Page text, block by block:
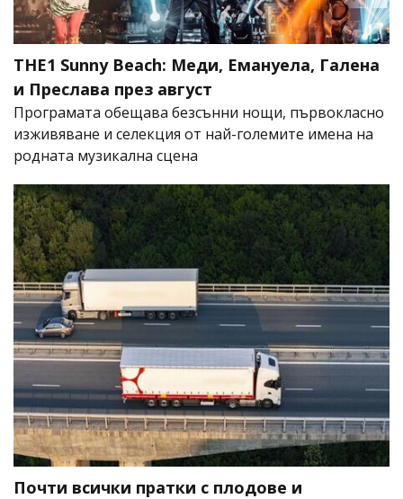
THE1 Sunny Beach: Меди, Емануела, Галена
и Преслава през август
Програмата обещава безсънни нощи, първокласно
изживяване и селекция от най-големите имена на
родната музикална сцена
Почти всички пратки с плодове и